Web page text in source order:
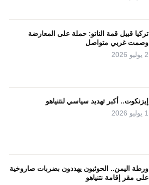
تركيا قبيل قمة الناتو: حملة على المعارضة
وصمت غربي متواصل
2 يوليو 2026
إيزنكوت.. أكبر تهديد سياسي لنتنياهو
1 يوليو 2026
ورطة اليمن.. الحوثيون يهددون بضربات صاروخية
على مقر إقامة نتنياهو